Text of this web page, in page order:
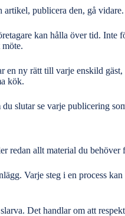
artikel, publicera den, gå
kan hålla över tid.
en ny rätt till varje enskild
kök.
slutar se varje publicering
redan allt material du behöver
Varje steg i en process
Det handlar om att